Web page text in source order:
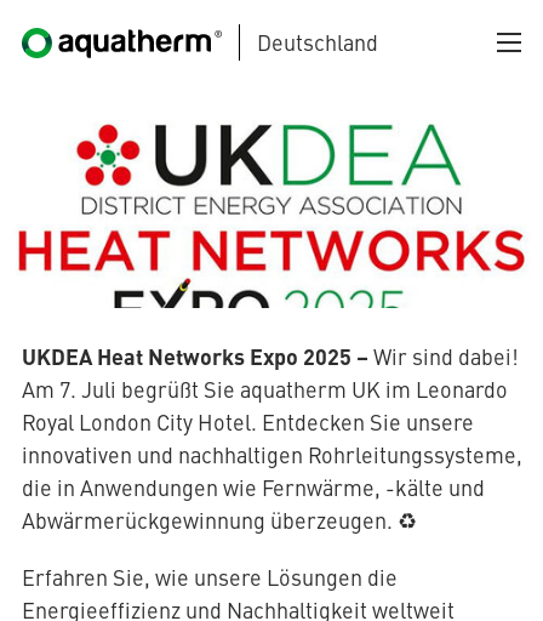
Deutschland
AQUATHERM BLUE
AQUATHERM GREEN
UKDEA Heat Networks Expo 2025 – Wir sind dabei!
Am 7. Juli begrüßt Sie aquatherm UK im Leonardo
Royal London City Hotel. Entdecken Sie unsere
innovativen und nachhaltigen Rohrleitungssysteme,
die in Anwendungen wie Fernwärme, -kälte und
Abwärmerückgewinnung überzeugen. ♻️
Erfahren Sie, wie unsere Lösungen die
Energieeffizienz und Nachhaltigkeit weltweit